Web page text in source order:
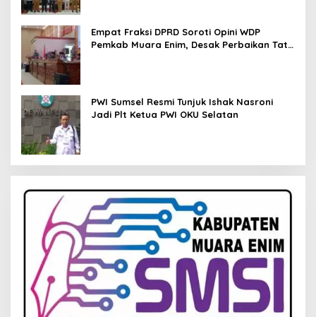
Empat Fraksi DPRD Soroti Opini WDP
Pemkab Muara Enim, Desak Perbaikan Tata
PWI Sumsel Resmi Tunjuk Ishak Nasroni
Jadi Plt Ketua PWI OKU Selatan